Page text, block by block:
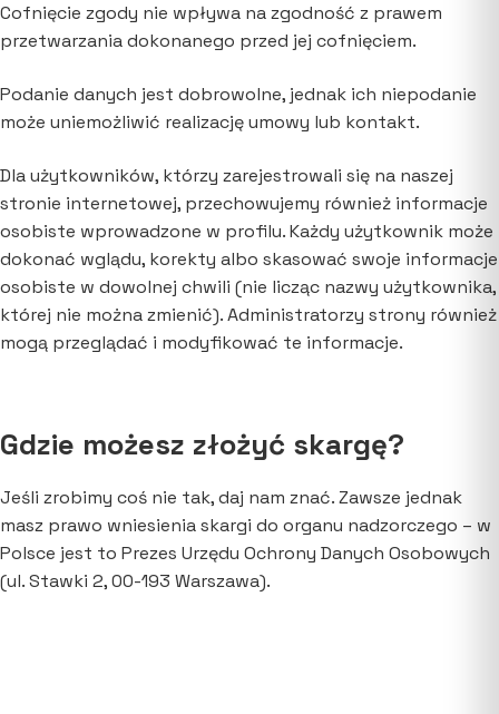
Cofnięcie zgody nie wpływa na zgodność z prawem
przetwarzania dokonanego przed jej cofnięciem.
Podanie danych jest dobrowolne, jednak ich niepodanie
może uniemożliwić realizację umowy lub kontakt.
Dla użytkowników, którzy zarejestrowali się na naszej
stronie internetowej, przechowujemy również informacje
osobiste wprowadzone w profilu. Każdy użytkownik może
dokonać wglądu, korekty albo skasować swoje informacje
osobiste w dowolnej chwili (nie licząc nazwy użytkownika,
której nie można zmienić). Administratorzy strony również
mogą przeglądać i modyfikować te informacje.
Gdzie możesz złożyć skargę?
Jeśli zrobimy coś nie tak, daj nam znać. Zawsze jednak
masz prawo wniesienia skargi do organu nadzorczego – w
Polsce jest to Prezes Urzędu Ochrony Danych Osobowych
(ul. Stawki 2, 00-193 Warszawa).